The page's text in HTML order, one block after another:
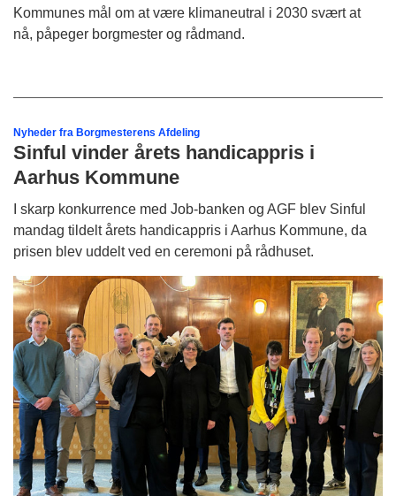
Kommunes mål om at være klimaneutral i 2030 svært at
nå, påpeger borgmester og rådmand.
Nyheder fra Borgmesterens Afdeling
Sinful vinder årets handicappris i
Aarhus Kommune
I skarp konkurrence med Job-banken og AGF blev Sinful
mandag tildelt årets handicappris i Aarhus Kommune, da
prisen blev uddelt ved en ceremoni på rådhuset.